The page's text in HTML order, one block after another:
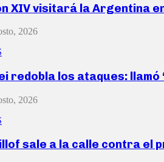
XIV visitará la Argentina
2026
redobla los ataques:
2026
sale a la calle contra el